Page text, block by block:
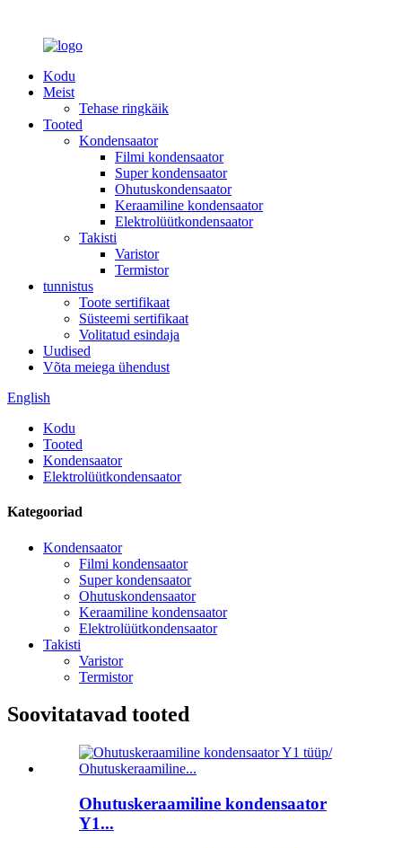
Kodu
Meist
Tehase ringkäik
Tooted
Kondensaator
Filmi kondensaator
Super kondensaator
Ohutuskondensaator
Keraamiline kondensaator
Elektrolüütkondensaator
Takisti
Varistor
Termistor
tunnistus
Toote sertifikaat
Süsteemi sertifikaat
Volitatud esindaja
Uudised
Võta meiega ühendust
English
Kodu
Tooted
Kondensaator
Elektrolüütkondensaator
Kategooriad
Kondensaator
Filmi kondensaator
Super kondensaator
Ohutuskondensaator
Keraamiline kondensaator
Elektrolüütkondensaator
Takisti
Varistor
Termistor
Soovitatavad tooted
Ohutuskeraamiline kondensaator
Y1...